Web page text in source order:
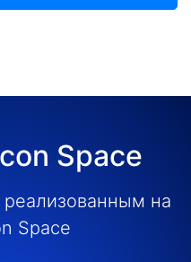
Space
на
Space